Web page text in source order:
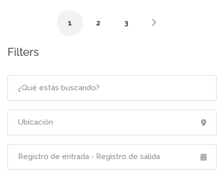
1 2 3
Filters